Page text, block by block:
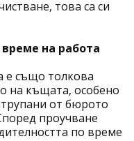
това са си
на работа
е също толкова
на къщата, особено
от бюрото
проучване
по време